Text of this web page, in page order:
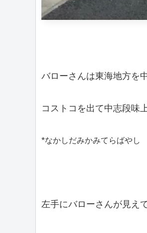
バローさんは東海地方を
コストコを出て中志段味
*なかしだみかみてらばやし
左手にバローさんが見え